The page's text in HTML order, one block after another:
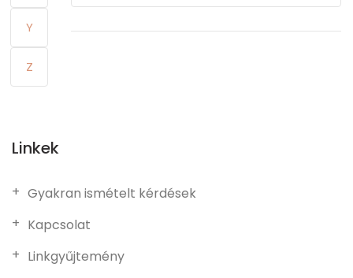
Y
Z
Linkek
Gyakran ismételt kérdések
Kapcsolat
Linkgyűjtemény